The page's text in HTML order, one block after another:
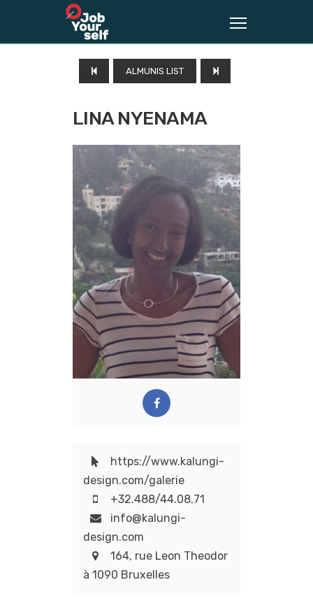
ALMUNIS LIST
LINA NYENAMA
https://www.kalungi-
design.com/galerie
+32.488/44.08.71
info@kalungi-
design.com
164, rue Leon Theodor
à 1090 Bruxelles